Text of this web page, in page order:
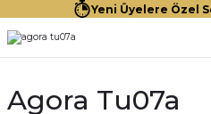
Yeni Üyelere Özel
Agora Tu07a